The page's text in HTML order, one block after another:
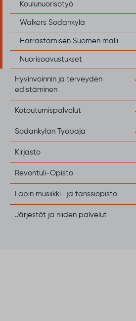
Koulunuorisotyö
Walkers Sodankylä
Harrastamisen Suomen malli
Nuorisoavustukset
Hyvinvoinnin ja terveyden
edistäminen
Kotoutumispalvelut
Sodankylän Työpaja
Kirjasto
Revontuli-Opisto
Lapin musiikki- ja tanssiopisto
Järjestöt ja niiden palvelut